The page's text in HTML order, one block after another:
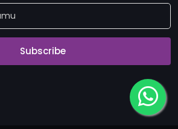
Subscribe